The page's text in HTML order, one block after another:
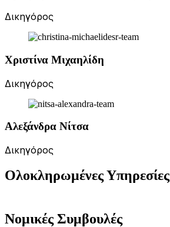
Δικηγόρος
Χριστίνα Μιχαηλίδη
Δικηγόρος
Αλεξάνδρα Νίτσα
Δικηγόρος
Ολοκληρωμένες Υπηρεσίες
Νομικές Συμβουλές